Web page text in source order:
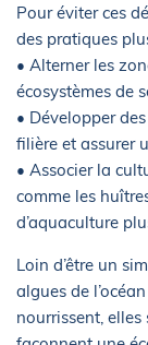
Pour éviter ces
des pratiques
• Alterner les
écosystèmes de
• Développer
filière et assurer
• Associer la
comme les
d’aquaculture
Loin d’être un
algues de
nourrissent, elles